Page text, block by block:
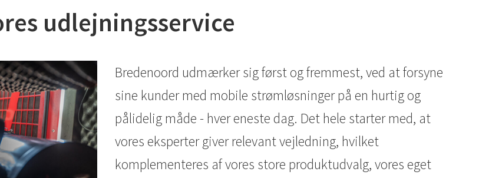
udlejningsservice
Bredenoord udmærker sig først og fremmest, ved at forsyne
sine kunder med mobile strømløsninger på en hurtig og
pålidelig måde - hver eneste dag. Det hele starter med, at
vores eksperter giver relevant vejledning, hvilket
komplementeres af vores store produktudvalg, vores eget